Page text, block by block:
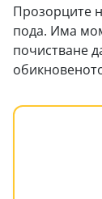
Прозорците
пода. Има
почистване